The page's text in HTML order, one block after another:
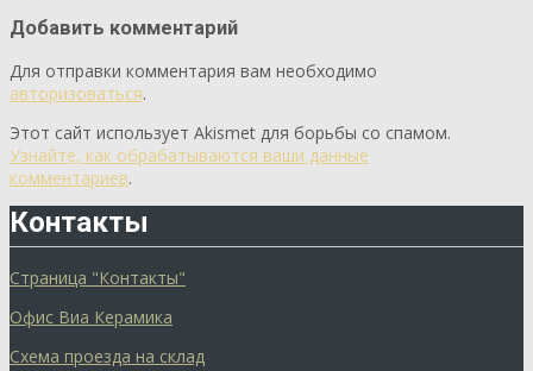
Добавить комментарий
Для отправки комментария вам необходимо
авторизоваться.
Этот сайт использует Akismet для борьбы со спамом.
Узнайте, как обрабатываются ваши данные
комментариев.
Контакты
Страница "Контакты"
Офис Виа Керамика
Схема проезда на склад